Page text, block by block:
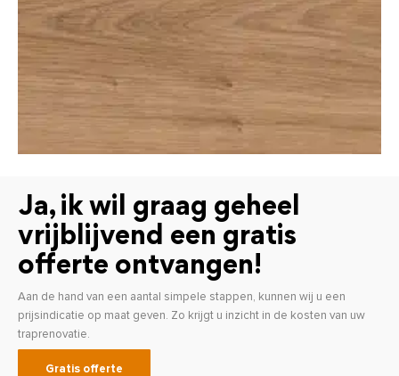
Ja, ik wil graag geheel
vrijblijvend een gratis
offerte ontvangen!
Aan de hand van een aantal simpele stappen, kunnen wij u een
prijsindicatie op maat geven. Zo krijgt u inzicht in de kosten van uw
traprenovatie.
Gratis offerte